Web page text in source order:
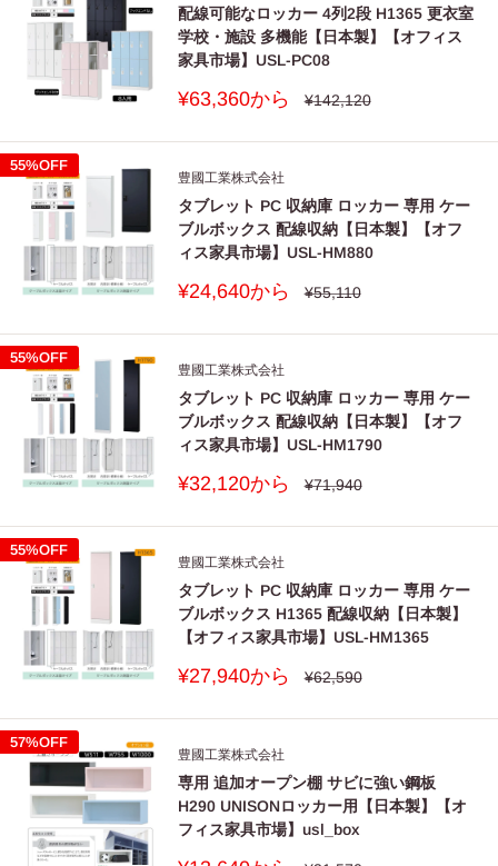
配線可能なロッカー 4列2段 H1365 更衣室
学校・施設 多機能【日本製】【オフィス
家具市場】USL-PC08
販
価
¥63,360から
通
格
¥142,120
55%OFF
豊國工業株式会社
タブレット PC 収納庫 ロッカー 専用 ケー
ブルボックス 配線収納【日本製】【オフ
ィス家具市場】USL-HM880
販
価
¥24,640から
通
格
¥55,110
55%OFF
豊國工業株式会社
タブレット PC 収納庫 ロッカー 専用 ケー
ブルボックス 配線収納【日本製】【オフ
ィス家具市場】USL-HM1790
販
価
¥32,120から
通
格
¥71,940
55%OFF
豊國工業株式会社
タブレット PC 収納庫 ロッカー 専用 ケー
ブルボックス H1365 配線収納【日本製】
【オフィス家具市場】USL-HM1365
販
価
¥27,940から
通
格
¥62,590
57%OFF
豊國工業株式会社
専用 追加オープン棚 サビに強い鋼板
H290 UNISONロッカー用【日本製】【オ
フィス家具市場】usl_box